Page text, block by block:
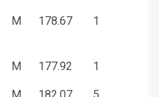
M 178.67 1
M 177.92 1
M 182.07 5